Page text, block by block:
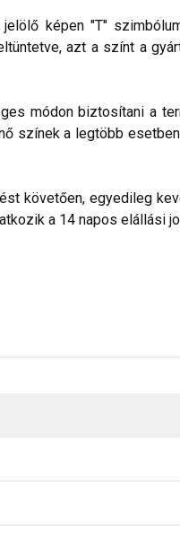
képen "T"
azt a színt a
módon biztosítani a
színek a legtöbb
követően, egyedileg
a 14 napos elállási